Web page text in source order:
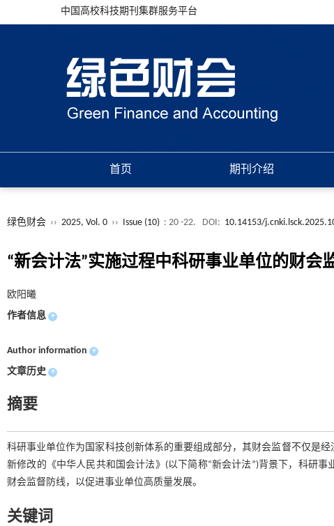
中国高校科技期刊集群服务平台
首页 期刊介绍
绿色财会 ›› 2025, Vol. 0 ›› Issue (10) : 20 -22. DOI: 10.14153/
“新会计法”实施过程中科研事业单位的财会
欧阳曦
作者信息 +
Author information +
文章历史 +
摘要
科研事业单位作为国家科技创新体系的重要组成部分，其财会监督不仅是
新修改的《中华人民共和国会计法》(以下简称“新会计法”)背景下，科研
财会监督防线，以促进事业单位高质量发展。
关键词